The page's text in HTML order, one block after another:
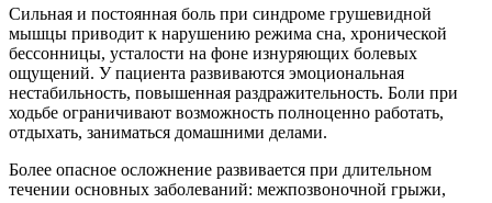
Сильная и постоянная боль при синдроме грушевидной
мышцы приводит к нарушению режима сна, хронической
бессонницы, усталости на фоне изнуряющих болевых
ощущений. У пациента развиваются эмоциональная
нестабильность, повышенная раздражительность. Боли при
ходьбе ограничивают возможность полноценно работать,
отдыхать, заниматься домашними делами.
Более опасное осложнение развивается при длительном
течении основных заболеваний: межпозвоночной грыжи,